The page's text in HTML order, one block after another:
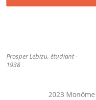
Prosper Lebizu, étudiant -
1938
2023